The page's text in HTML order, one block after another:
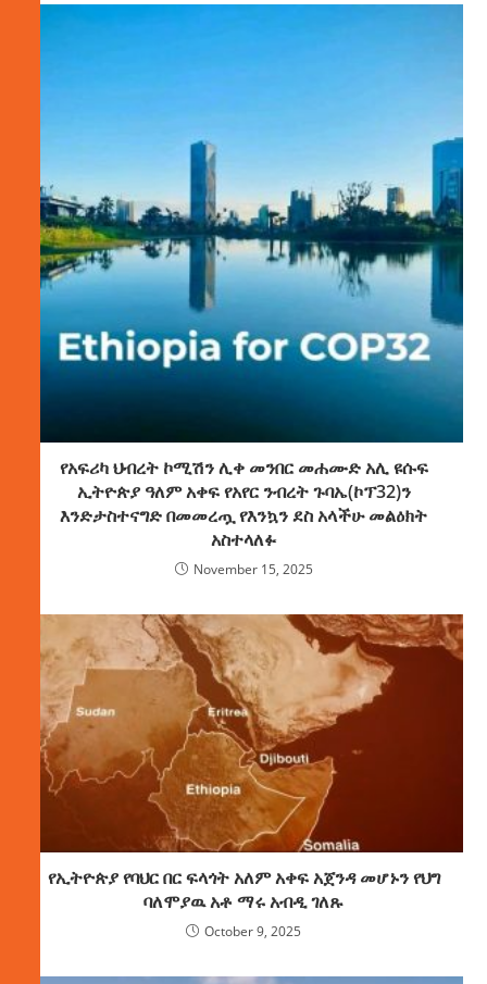
የአፍሪካ ህብረት ኮሚሽን ሊቀ መንበር መሐሙድ አሊ ዩሱፍ
ኢትዮጵያ ዓለም አቀፍ የአየር ንብረት ጉባኤ(ኮፕ32)ን
እንድታስተናግድ በመመረጧ የእንኳን ደስ አላችሁ መልዕክት
አስተላለፉ
November 15, 2025
የኢትዮጵያ የባህር በር ፍላጎት አለም አቀፍ አጀንዳ መሆኑን የህግ
ባለሞያዉ አቶ ማሩ አብዲ ገለጹ
October 9, 2025